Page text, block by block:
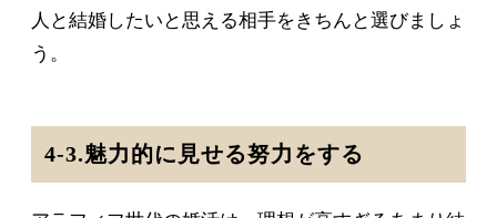
人と結婚したいと思える相手をきちんと選びましょ
う。
4-3.魅力的に見せる努力をする